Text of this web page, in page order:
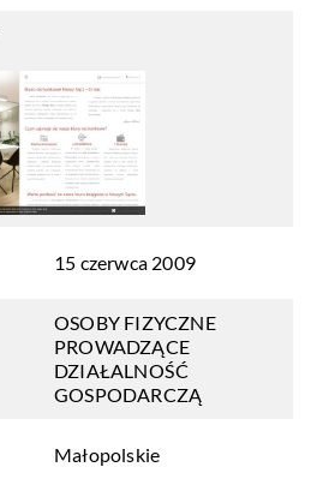
15 czerwca 2009
OSOBY FIZYCZNE
PROWADZĄCE
DZIAŁALNOŚĆ
GOSPODARCZĄ
Małopolskie